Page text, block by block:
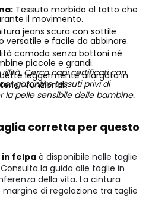
Tessuto morbido al tatto che
il movimento.
jeans scura con sottile
e facile da abbinare.
comoda senza bottoni né
piccole e grandi.
leggermente allargata in
funzionali.
Cerca capi certificati con
garantire tessuti privi di
la pelle sensibile delle bambine.
corretta per questo
felpaè disponibile nelle taglie
la guida alle taglie in
della vita. La cintura
di regolazione tra taglie